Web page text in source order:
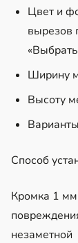
Цвет и
вырезов
Ширину
Высоту
Способ
Кромка 1 мм
незаметной